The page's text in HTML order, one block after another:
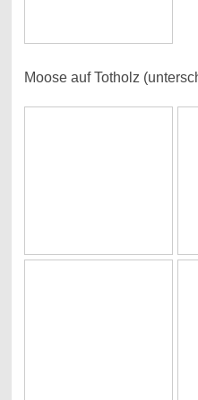
Moose auf Totholz